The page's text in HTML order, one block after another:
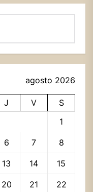
agosto 2026
J V
S
1
6 7 8
13 14 15
20 21 22